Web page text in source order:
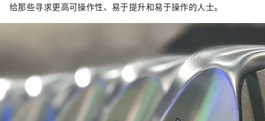
给那些寻求更高可操作性、易于提升和易于操作的人士。